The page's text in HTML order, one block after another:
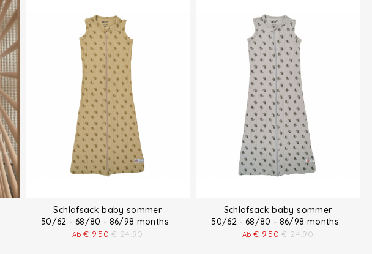
Schlafsack baby sommer
50/62 - 68/80 - 86/98 months
Ab € 9.50 € 24.90
Schlafsack baby sommer
50/62 - 68/80 - 86/98 months
Ab € 9.50 € 24.90